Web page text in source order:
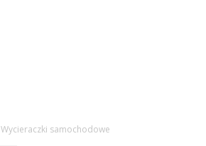
Wycieraczki samochodowe